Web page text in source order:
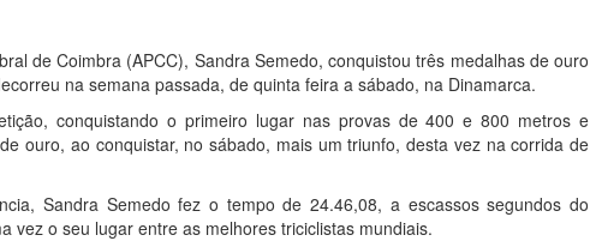
de Coimbra (APCC), Sandra Semedo, conquistou três medalhas de ouro
na semana passada, de quinta feira a sábado, na Dinamarca.
conquistando o primeiro lugar nas provas de 400 e 800 metros e
ouro, ao conquistar, no sábado, mais um triunfo, desta vez na corrida de
Sandra Semedo fez o tempo de 24.46,08, a escassos segundos do
vez o seu lugar entre as melhores triciclistas mundiais.